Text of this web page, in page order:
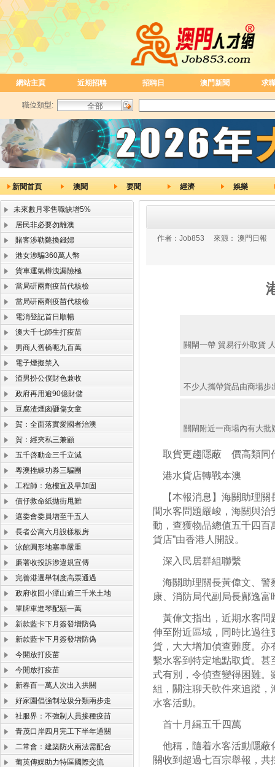
網站主頁 近期招聘 招聘日 澳門新聞 求
職位類型:
新聞首頁 澳聞 要聞 經濟 娛樂
未來數月零售職缺增5%
居民非必要勿離澳
賭客涉勒斃換錢婦
港女涉騙360萬人幣
貨車運氣樽洩漏險極
當局硏兩劑疫苗代核檢
當局硏兩劑疫苗代核檢
電消登記首日順暢
澳大千七師生打疫苗
男商人舊橋呃九百萬
電子煙擬禁入
渣男扮公僕財色兼收
政府再用逾90億財儲
豆腐渣煙囪砸傷女童
賀：全面落實愛國者治澳
賀：經夾私三兼顧
五千啓動金三千立減
粵澳挫練功券三騙團
工程師：危樓宜及早加固
債仔救命紙拋街甩難
選委會委員增至千五人
長者公寓六月設樣板房
泳館圓形地塞車嚴重
廉署收投訴涉違規宣傳
完善港選舉制度高票通過
政府收回小潭山逾三千米土地
單牌車進琴配額一萬
新款藍卡下月簽發增防偽
新款藍卡下月簽發增防偽
今開放打疫苗
今開放打疫苗
新春百一萬人次出入拱關
好家園倡強制垃圾分類兩步走
社服界：不強制人員接種疫苗
青茂口岸四月完工下半年通關
二常會：建築防火兩法需配合
葡英傳媒助力特區國際交流
作者： Job853 來源： 澳門日報
關閘一帶 貿易行外取貨
不少人攜帶貨品由商場步
關閘附近一商場內有大批
取貨更趨隱蔽 價高類同
港水貨店轉戰本澳
【本報消息】海關助理關
間水客問題嚴峻，海關與
動，查獲物品總值五千四百
貨店”由香港人開設。
深入民居群組聯繫
海關助理關長黃偉文、警
康、消防局代副局長鄺逸
黃偉文指出，近期水客問
伸至附近區域，同時比過
貨，大大增加偵查難度。亦
繫水客到特定地點取貨。甚
式有別，令偵查變得困難
組，關注聊天軟件來追蹤
水客活動。
首十月緝五千四萬
他稱，隨着水客活動隱蔽
關收到超過七百宗舉報，